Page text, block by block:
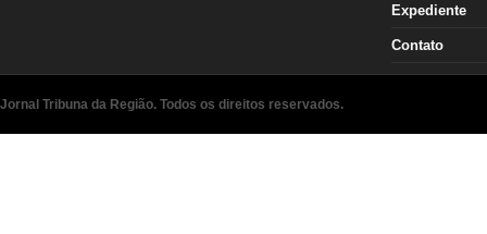
Expediente
Contato
Jornal Tribuna da Região. Todos os direitos reservados.